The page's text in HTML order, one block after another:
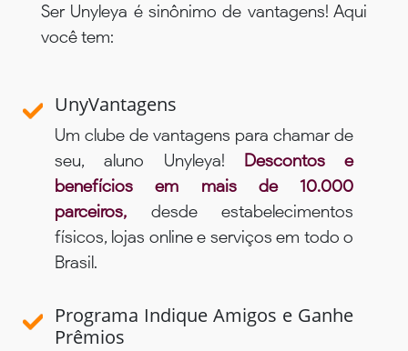
Ser Unyleya é sinônimo de vantagens! Aqui
você tem:
UnyVantagens
Um clube de vantagens para chamar de
seu, aluno Unyleya! Descontos e
benefícios em mais de 10.000
parceiros, desde estabelecimentos
físicos, lojas online e serviços em todo o
Brasil.
Programa Indique Amigos e Ganhe
Prêmios